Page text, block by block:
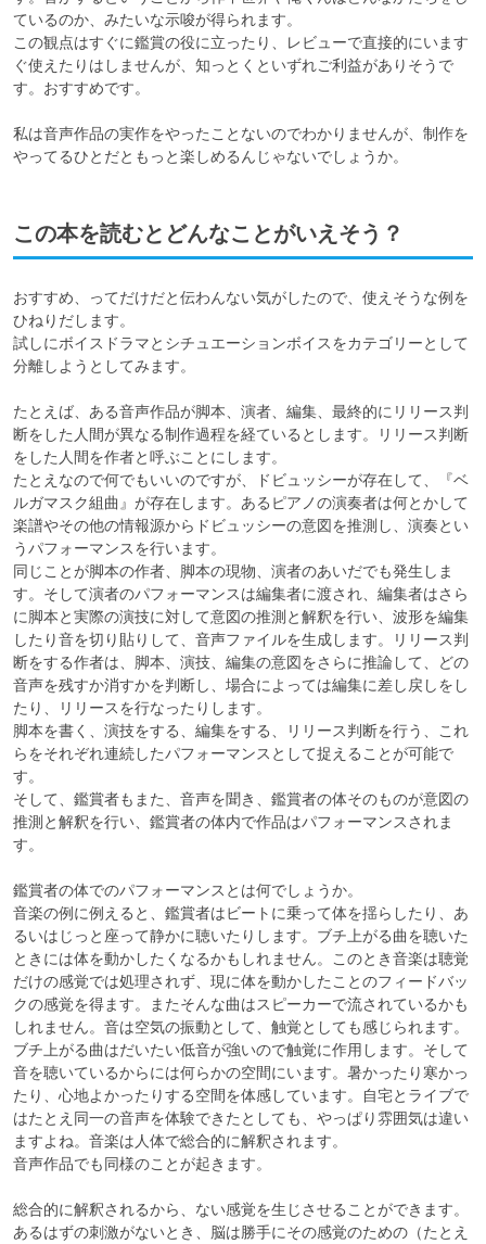
ているのか、みたいな示唆が得られます。
この観点はすぐに鑑賞の役に立ったり、レビューで直接的にいます
ぐ使えたりはしませんが、知っとくといずれご利益がありそうで
す。おすすめです。
私は音声作品の実作をやったことないのでわかりませんが、制作を
やってるひとだともっと楽しめるんじゃないでしょうか。
この本を読むとどんなことがいえそう？
おすすめ、ってだけだと伝わんない気がしたので、使えそうな例を
ひねりだします。
試しにボイスドラマとシチュエーションボイスをカテゴリーとして
分離しようとしてみます。
たとえば、ある音声作品が脚本、演者、編集、最終的にリリース判
断をした人間が異なる制作過程を経ているとします。リリース判断
をした人間を作者と呼ぶことにします。
たとえなので何でもいいのですが、ドビュッシーが存在して、『ベ
ルガマスク組曲』が存在します。あるピアノの演奏者は何とかして
楽譜やその他の情報源からドビュッシーの意図を推測し、演奏とい
うパフォーマンスを行います。
同じことが脚本の作者、脚本の現物、演者のあいだでも発生しま
す。そして演者のパフォーマンスは編集者に渡され、編集者はさら
に脚本と実際の演技に対して意図の推測と解釈を行い、波形を編集
したり音を切り貼りして、音声ファイルを生成します。リリース判
断をする作者は、脚本、演技、編集の意図をさらに推論して、どの
音声を残すか消すかを判断し、場合によっては編集に差し戻しをし
たり、リリースを行なったりします。
脚本を書く、演技をする、編集をする、リリース判断を行う、これ
らをそれぞれ連続したパフォーマンスとして捉えることが可能で
す。
そして、鑑賞者もまた、音声を聞き、鑑賞者の体そのものが意図の
推測と解釈を行い、鑑賞者の体内で作品はパフォーマンスされま
す。
鑑賞者の体でのパフォーマンスとは何でしょうか。
音楽の例に例えると、鑑賞者はビートに乗って体を揺らしたり、あ
るいはじっと座って静かに聴いたりします。ブチ上がる曲を聴いた
ときには体を動かしたくなるかもしれません。このとき音楽は聴覚
だけの感覚では処理されず、現に体を動かしたことのフィードバッ
クの感覚を得ます。またそんな曲はスピーカーで流されているかも
しれません。音は空気の振動として、触覚としても感じられます。
ブチ上がる曲はだいたい低音が強いので触覚に作用します。そして
音を聴いているからには何らかの空間にいます。暑かったり寒かっ
たり、心地よかったりする空間を体感しています。自宅とライブで
はたとえ同一の音声を体験できたとしても、やっぱり雰囲気は違い
ますよね。音楽は人体で総合的に解釈されます。
音声作品でも同様のことが起きます。
総合的に解釈されるから、ない感覚を生じさせることができます。
あるはずの刺激がないとき、脳は勝手にその感覚のための（たとえ